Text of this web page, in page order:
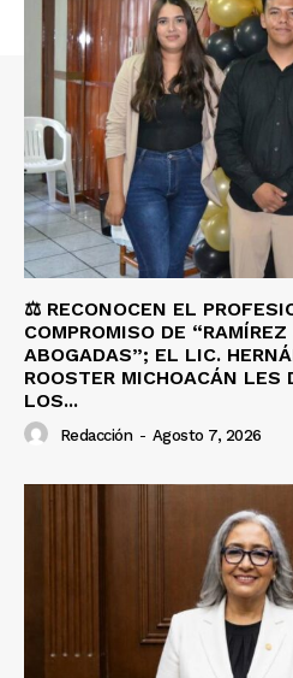
⚖️ RECONOCEN EL
COMPROMISO DE
ABOGADAS”; EL LIC.
ROOSTER MICHOACÁN LES
LOS...
Redacción - Agosto 7, 2026